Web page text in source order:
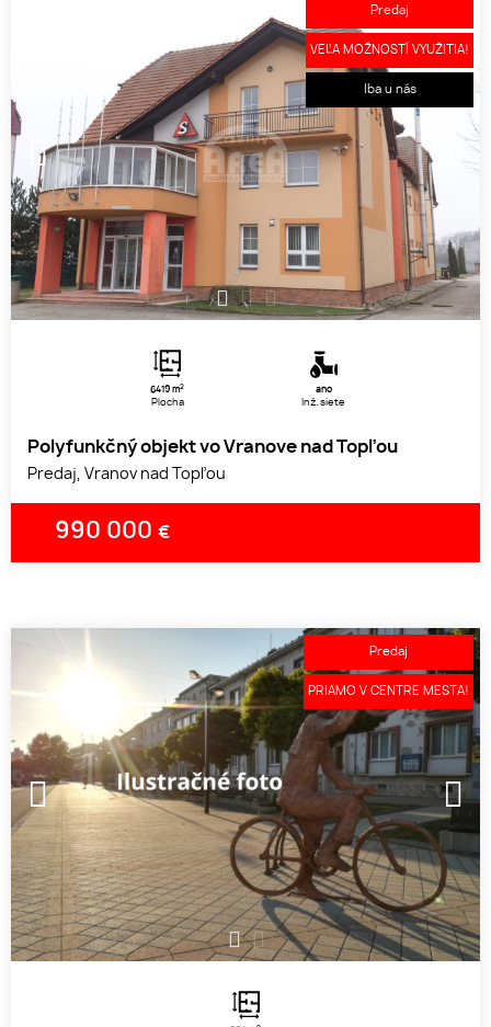
1 2 3
6419 m2
Plocha
áno
Inž. siete
Polyfunkčný objekt vo Vranove nad Topľou
Predaj, Vranov nad Topľou
990 000 €
Predaj
VEĽA MOŽNOSTÍ VYUŽITIA!
Iba u nás
1 2
Predaj
PRIAMO V CENTRE MESTA!